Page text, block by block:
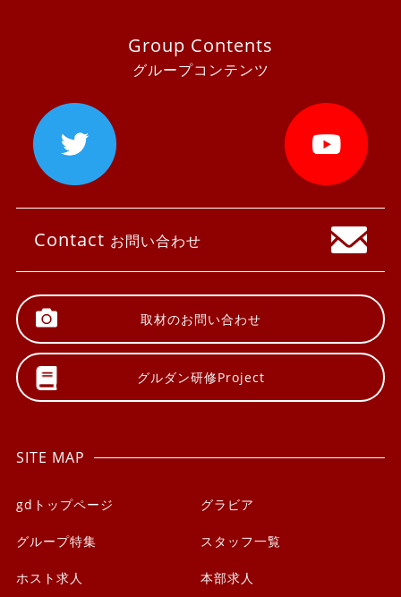
Group Contents
グループコンテンツ
Contact お問い合わせ
取材のお問い合わせ
グルダン研修Project
SITE MAP
gdトップページ グラビア
グループ特集 スタッフ一覧
ホスト求人 本部求人